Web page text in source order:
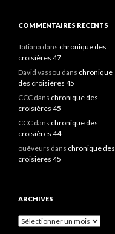
COMMENTAIRES RÉCENTS
Tatiana dans chronique des
croisières 47
David vassou dans chronique
des croisières 45
CCC dans chronique des
croisières 45
CCC dans chronique des
croisières 44
ouêveurs dans chronique des
croisières 45
ARCHIVES
A